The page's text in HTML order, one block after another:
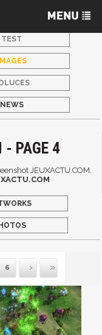
TEST
IMAGES
NEWS
- PAGE 4
JEUXACTU.COM.
6